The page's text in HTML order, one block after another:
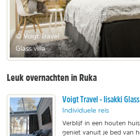
© Voigt Travel
Glass villa
Leuk overnachten in Ruka
Voigt Travel - Iisakki
Individuele reis
Verblijf in een houten
geniet vanuit je bed van